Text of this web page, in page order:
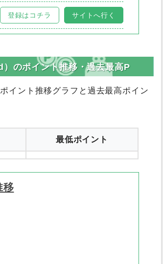
登録はコチラ サイトへ行く
のポイント推移・過去最高P
イント推移グラフと過去最高ポイン
最低ポイント
移